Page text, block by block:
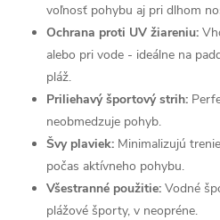
voľnosť pohybu aj pri dlhom
Ochrana proti UV žiareniu:
alebo pri vode - ideálne na
pláž.
Priliehavý športový strih:
neobmedzuje pohyb.
Švy plaviek: Minimalizujú
počas aktívneho pohybu.
Všestranné použitie: Vodné
plážové športy, v neopréne.